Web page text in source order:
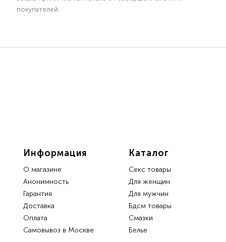
покупателей.
Каталог
Секс товары
Для женщин
Для мужчин
Бдсм товары
Смазки
Белье
Информация
О магазине
Анонимность
Гарантия
Доставка
Oплата
Самовывоз в Москве